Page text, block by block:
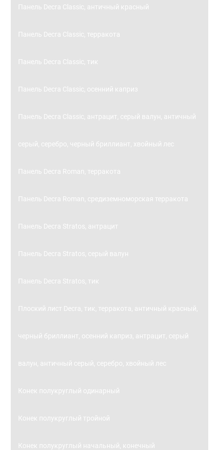
Панель Decra Classic, античный красный
Панель Decra Classic, терракота
Панель Decra Classic, тик
Панель Decra Classic, осенний каприз
Панель Decra Classic, антрацит, серый валун, античный
серый, серебро, черный бриллиант, хвойный лес
Панель Decra Roman, терракота
Панель Decra Roman, средиземноморская терракота
Панель Decra Stratos, антрацит
Панель Decra Stratos, серый валун
Панель Decra Stratos, тик
Плоский лист Decra, тик, терракота, античный красный,
черный бриллиант, осенний каприз, антрацит, серый
валун, античный серый, серебро, хвойный лес
Конек полукруглый одинарный
Конек полукруглый тройной
Конек полукруглый начальный, конечный